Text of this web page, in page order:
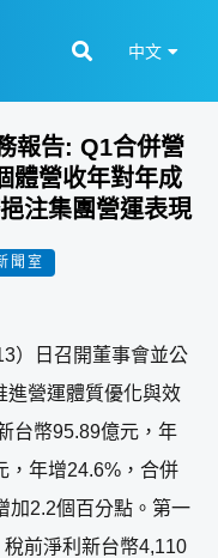
中文
報告: Q1合併營
體營收年對年成
注集團營運表現
聞室
）日召開董事會並公
進營運體質優化與效
台幣95.89億元，年
，年增24.6%，合併
加2.2個百分點。第一
前淨利新台幣4,110